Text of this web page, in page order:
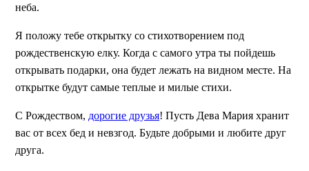
неба.
Я положу тебе открытку со стихотворением под
рождественскую елку. Когда с самого утра ты пойдешь
открывать подарки, она будет лежать на видном месте. На
открытке будут самые теплые и милые стихи.
С Рождеством, дорогие друзья! Пусть Дева Мария хранит
вас от всех бед и невзгод. Будьте добрыми и любите друг
друга.